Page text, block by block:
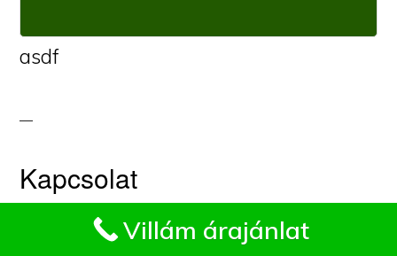
asdf
Kapcsolat
Villám árajánlat